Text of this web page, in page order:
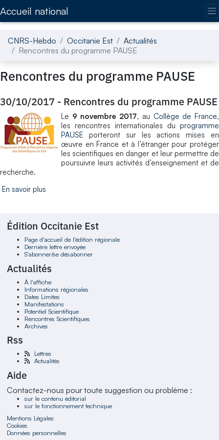
Accueil national
CNRS-Hebdo Occitanie Est
Actualités
Rencontres du programme PAUSE
Rencontres du programme PAUSE
30/10/2017 - Rencontres du programme PAUSE
Le 9 novembre 2017, au Collège de France,
les rencontres internationales du programme
PAUSE porteront sur les actions mises en
œuvre en France et à l’étranger pour protéger
les scientifiques en danger et leur permettre de
poursuivre leurs activités d’enseignement et de
recherche.
En savoir plus
Édition Occitanie Est
Page d'accueil de l'édition régionale
Dernière lettre envoyée
S'abonner/se désabonner
Actualités
À l'affiche
Informations régionales
Dates Limites
Manifestations
Potentiel Scientifique
Rencontres Scientifiques
Archives
Rss
Lettres
Actualités
Aide
Contactez-nous pour toute suggestion ou problème :
sur le contenu éditorial
sur le fonctionnement technique
Mentions Légales
Cookies
Données personnelles